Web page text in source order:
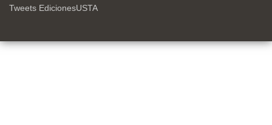
Tweets EdicionesUSTA